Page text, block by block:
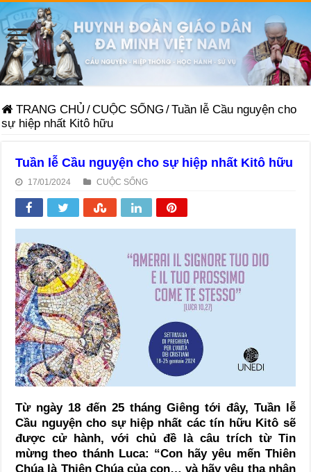
TRANG CHỦ /CUỘC SỐNG /Tuần lễ Cầu nguyện cho
sự hiệp nhất Kitô hữu
Tuần lễ Cầu nguyện cho sự hiệp nhất Kitô hữu
17/01/2024 CUỘC SỐNG
Từ ngày 18 đến 25 tháng Giêng tới đây, Tuần lễ
Cầu nguyện cho sự hiệp nhất các tín hữu Kitô sẽ
được cử hành, với chủ đề là câu trích từ Tin
mừng theo thánh Luca: “Con hãy yêu mến Thiên
Chúa là Thiên Chúa của con… và hãy yêu tha nhân